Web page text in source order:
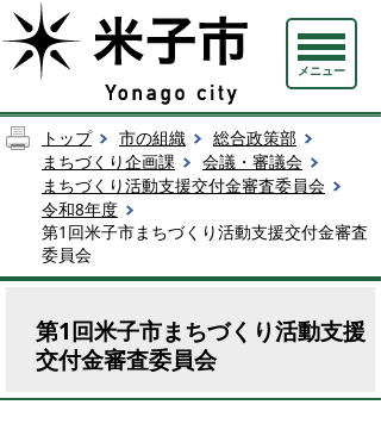
メニュー
トップ 市の組織
総合政策部
まちづくり企画課
会議・審議会
まちづくり活動支援交付金審査委員会
令和8年度
第1回米子市まちづくり活動支援交付金審査
委員会
第1回米子市まちづくり活動支援
交付金審査委員会